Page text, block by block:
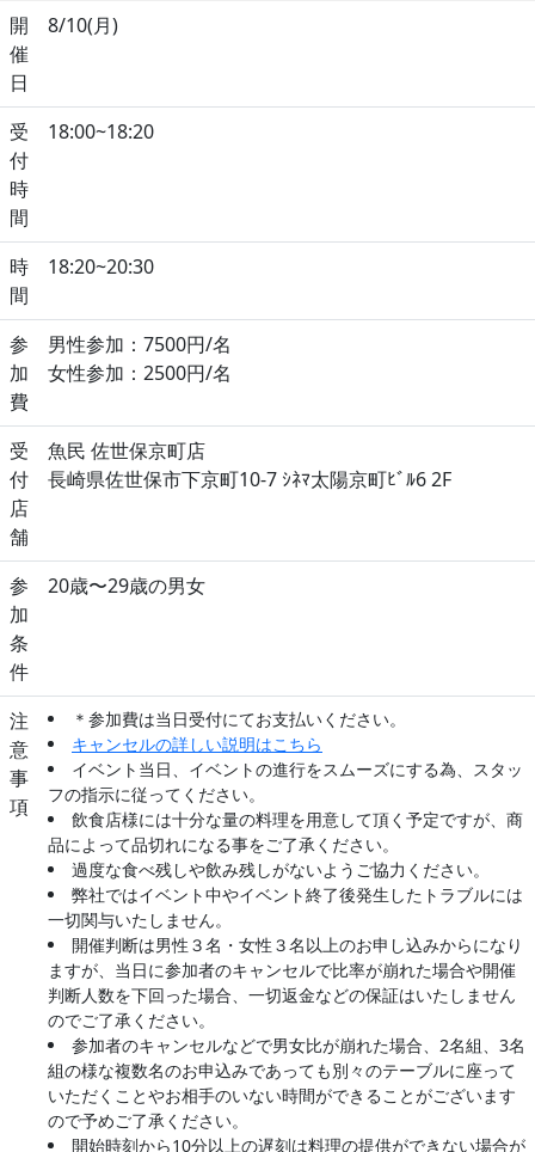
開
催
日
8/10(月)
受
付
時
間
18:00~18:20
時
間
18:20~20:30
参
加
費
男性参加：7500円/名
女性参加：2500円/名
受
付
店
舗
魚民 佐世保京町店
長崎県佐世保市下京町10-7 ｼﾈﾏ太陽京町ﾋﾞﾙ6 2F
参
加
条
件
20歳〜29歳の男女
注
意
事
項
＊参加費は当日受付にてお支払いください。
キャンセルの詳しい説明はこちら
イベント当日、イベントの進行をスムーズにする為、スタッ
フの指示に従ってください。
飲食店様には十分な量の料理を用意して頂く予定ですが、商
品によって品切れになる事をご了承ください。
過度な食べ残しや飲み残しがないようご協力ください。
弊社ではイベント中やイベント終了後発生したトラブルには
一切関与いたしません。
開催判断は男性３名・女性３名以上のお申し込みからになり
ますが、当日に参加者のキャンセルで比率が崩れた場合や開催
判断人数を下回った場合、一切返金などの保証はいたしません
のでご了承ください。
参加者のキャンセルなどで男女比が崩れた場合、2名組、3名
組の様な複数名のお申込みであっても別々のテーブルに座って
いただくことやお相手のいない時間ができることがございます
ので予めご了承ください。
開始時刻から10分以上の遅刻は料理の提供ができない場合が